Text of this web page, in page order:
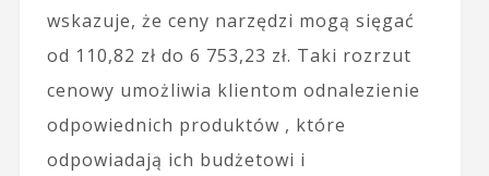
wskazuje, że ceny narzędzi mogą sięgać
od 110,82 zł do 6 753,23 zł. Taki rozrzut
cenowy umożliwia klientom odnalezienie
odpowiednich produktów , które
odpowiadają ich budżetowi i